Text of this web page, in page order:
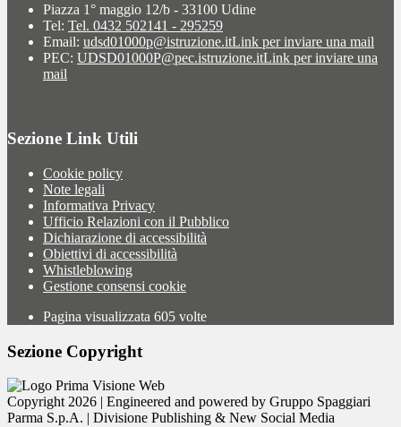
Piazza 1° maggio 12/b - 33100 Udine
Tel: Tel. 0432 502141 - 295259
Email: udsd01000p@istruzione.itLink per inviare una mail
PEC: UDSD01000P@pec.istruzione.itLink per inviare una
mail
Sezione Link Utili
Cookie policy
Note legali
Informativa Privacy
Ufficio Relazioni con il Pubblico
Dichiarazione di accessibilità
Obiettivi di accessibilità
Whistleblowing
Gestione consensi cookie
Pagina visualizzata 605 volte
Sezione Copyright
Copyright 2026 | Engineered and powered by Gruppo Spaggiari
Parma S.p.A. | Divisione Publishing & New Social Media